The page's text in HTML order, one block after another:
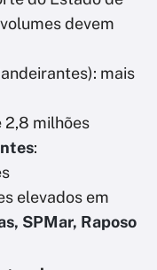
devem
mais
2,8 milhões
:
elevados em
SPMar, Raposo